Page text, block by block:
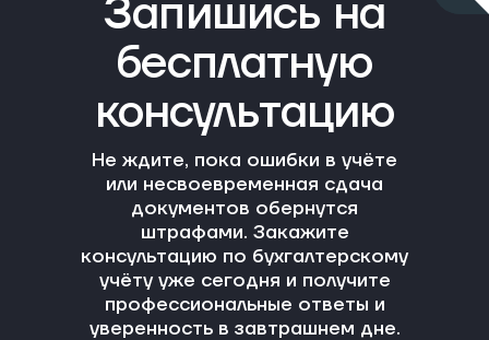
Запишись на
бесплатную
консультацию
Не ждите, пока ошибки в учёте
или несвоевременная сдача
документов обернутся
штрафами. Закажите
консультацию по бухгалтерскому
учёту уже сегодня и получите
профессиональные ответы и
уверенность в завтрашнем дне.